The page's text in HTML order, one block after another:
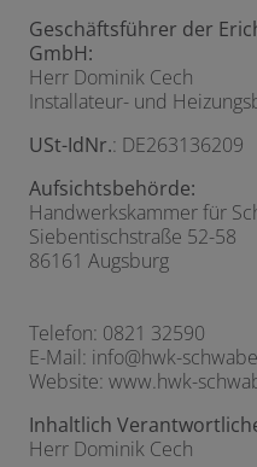
Geschäftsführer der
GmbH:
Herr Dominik Cech
Installateur- und
USt-IdNr.: DE263136209
Aufsichtsbehörde:
Handwerkskammer für
Siebentischstraße 52-58
86161 Augsburg
Telefon: 0821 32590
E-Mail: info@hwk-
Website: www.hwk-
Inhaltlich
Herr Dominik Cech